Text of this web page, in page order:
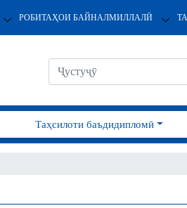
РОБИТАҲОИ БАЙНАЛМИЛЛАЛӢ
Таҳсилоти баъдидипломӣ